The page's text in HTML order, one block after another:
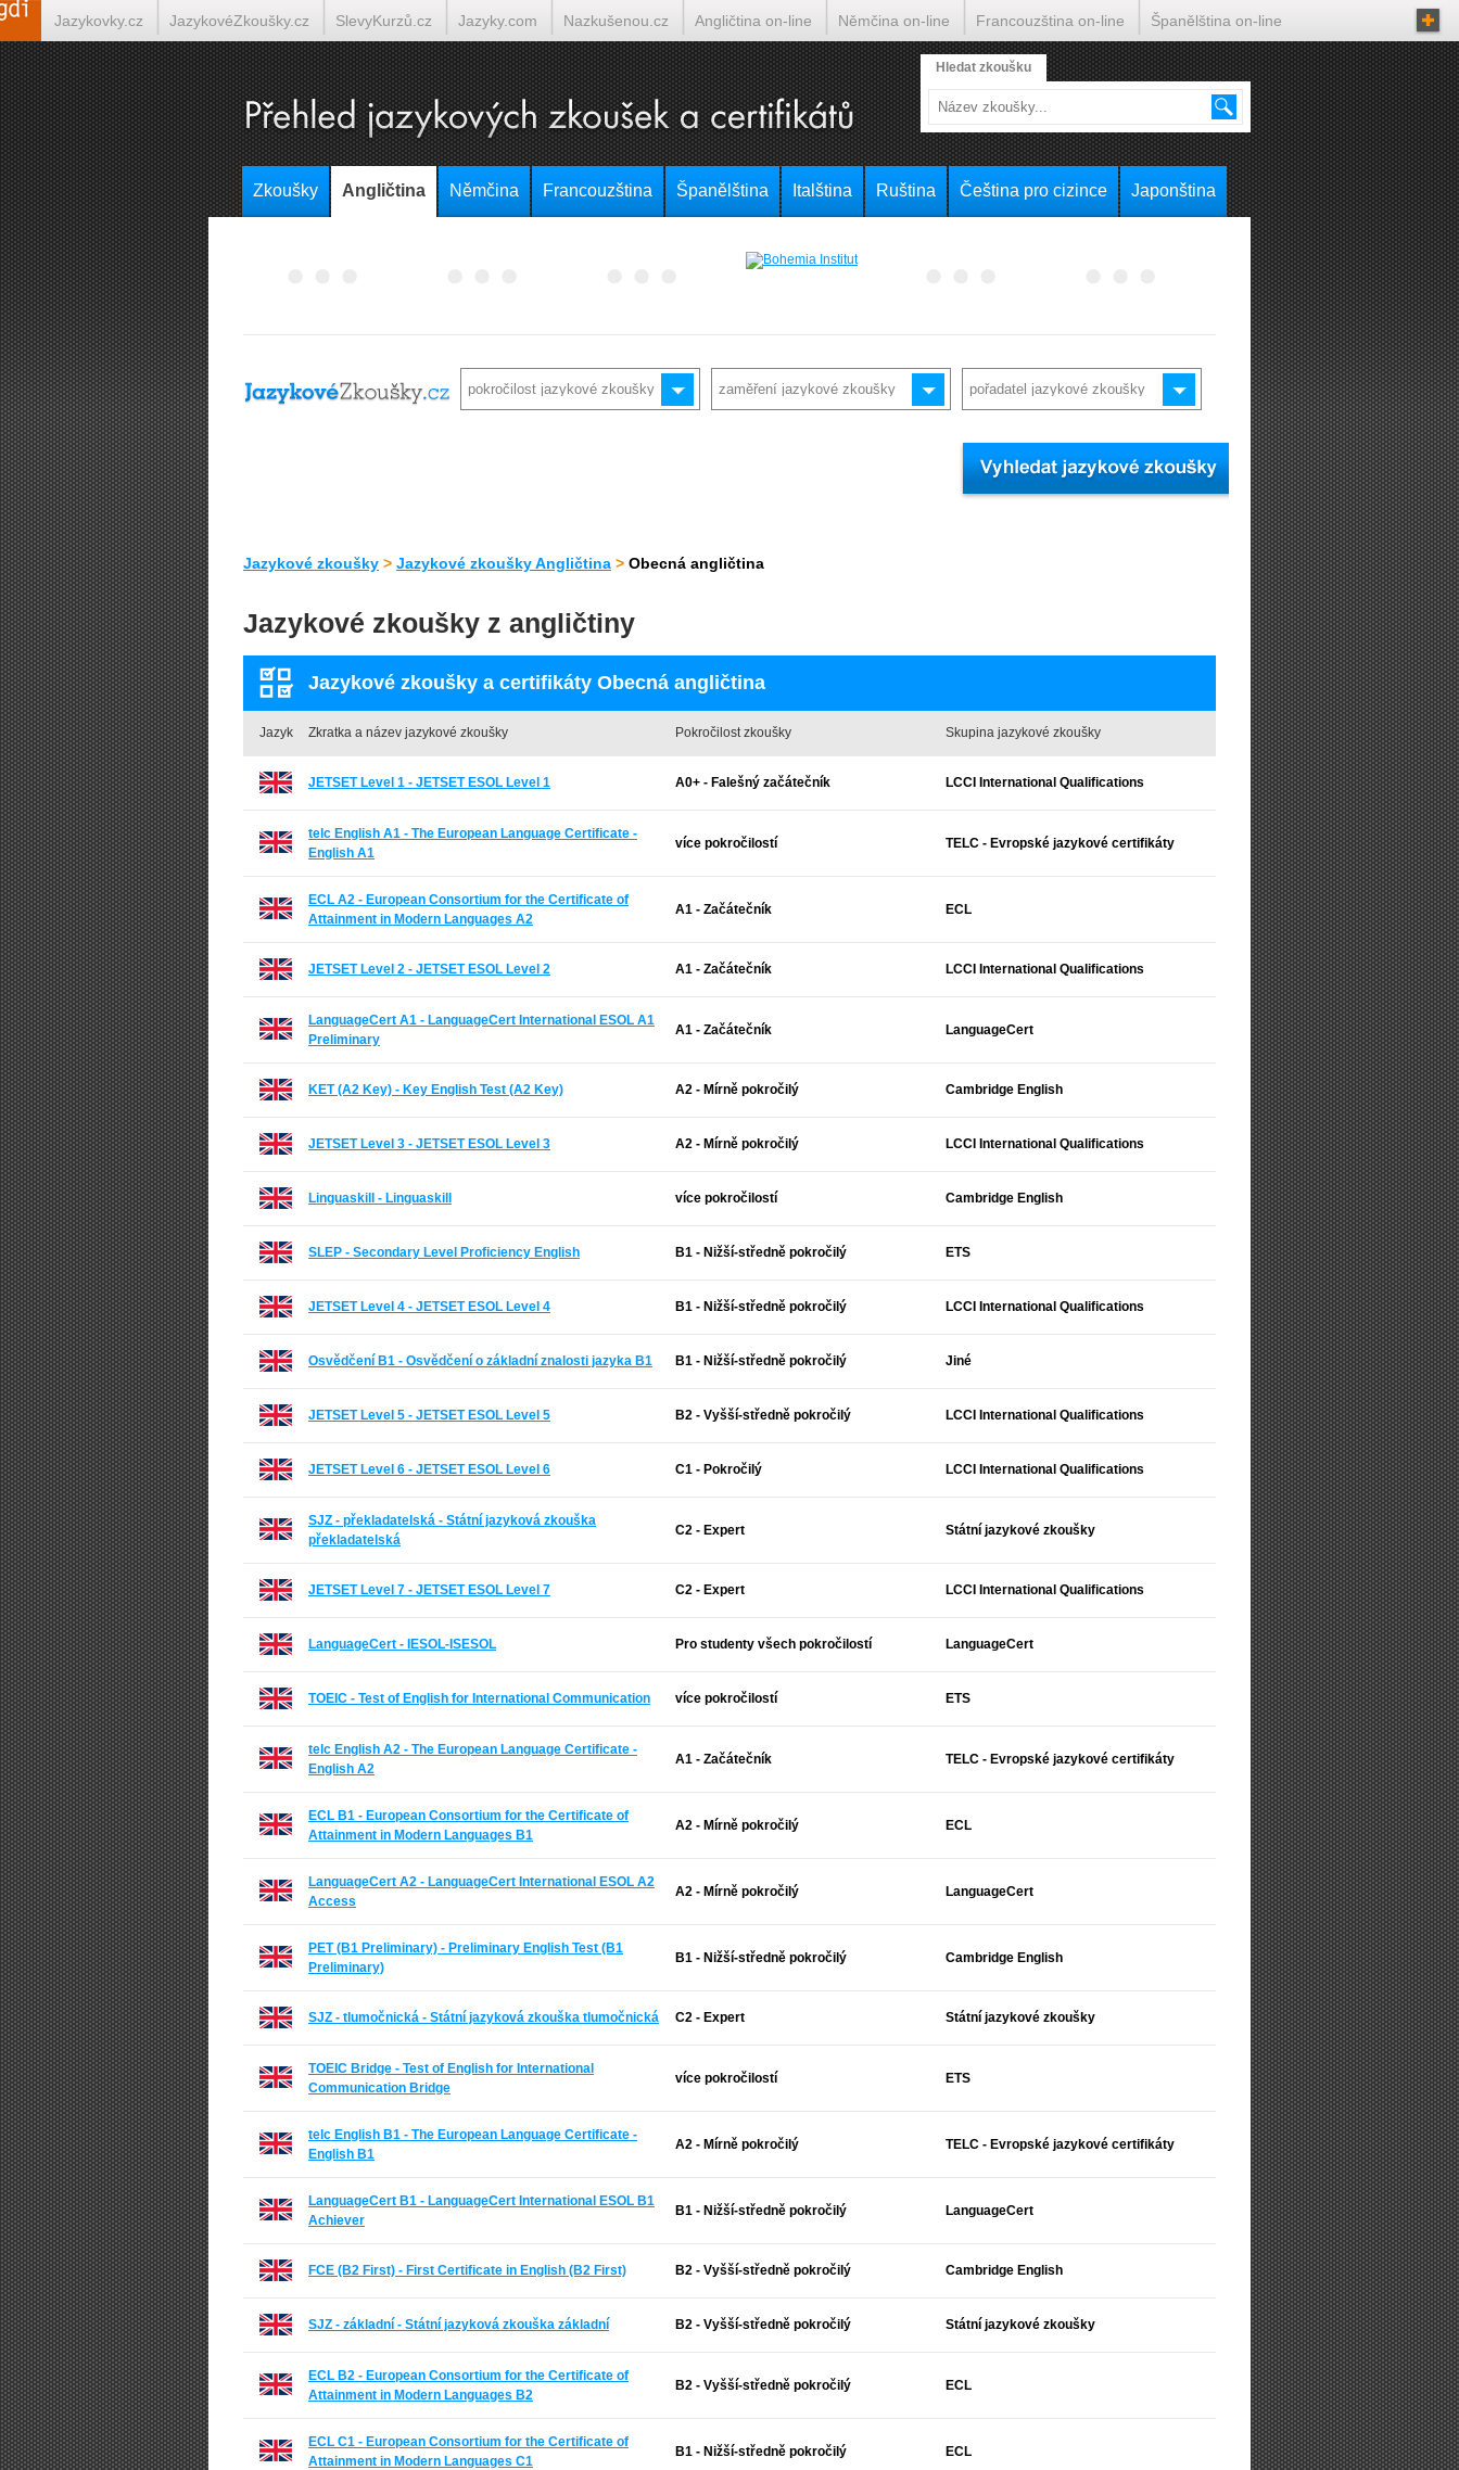
Jazykovky.cz JazykovéZkoušky.cz SlevyKurzů.cz Jazyky.com Nazkušenou.cz Angličtina on-line Němčina on-line Francouzština on-line Španělština on-line
Italština on-line Tlumočení-Překlady.cz Překládá.cz Tlumočí.cz Hledat zkoušku
Zkoušky Angličtina Němčina Francouzština Španělština Italština Ruština Čeština pro cizince Japonština
Jazykové zkoušky > Jazykové zkoušky Angličtina > Obecná angličtina
Jazykové zkoušky z angličtiny
Jazykové zkoušky a certifikáty Obecná angličtina
Jazyk Zkratka a název jazykové zkoušky Pokročilost zkoušky Skupina jazykové zkoušky
JETSET Level 1 - JETSET ESOL Level 1 A0+ - Falešný začátečník LCCI International Qualifications
telc English A1 - The European Language Certificate -
English A1
více pokročilostí TELC - Evropské jazykové certifikáty
ECL A2 - European Consortium for the Certificate of
Attainment in Modern Languages A2
A1 - Začátečník ECL
JETSET Level 2 - JETSET ESOL Level 2 A1 - Začátečník LCCI International Qualifications
LanguageCert A1 - LanguageCert International ESOL A1
Preliminary
A1 - Začátečník LanguageCert
KET (A2 Key) - Key English Test (A2 Key) A2 - Mírně pokročilý Cambridge English
JETSET Level 3 - JETSET ESOL Level 3 A2 - Mírně pokročilý LCCI International Qualifications
Linguaskill - Linguaskill více pokročilostí Cambridge English
SLEP - Secondary Level Proficiency English B1 - Nižší-středně pokročilý ETS
JETSET Level 4 - JETSET ESOL Level 4 B1 - Nižší-středně pokročilý LCCI International Qualifications
Osvědčení B1 - Osvědčení o základní znalosti jazyka B1 B1 - Nižší-středně pokročilý Jiné
JETSET Level 5 - JETSET ESOL Level 5 B2 - Vyšší-středně pokročilý LCCI International Qualifications
JETSET Level 6 - JETSET ESOL Level 6 C1 - Pokročilý LCCI International Qualifications
SJZ - překladatelská - Státní jazyková zkouška
překladatelská
C2 - Expert Státní jazykové zkoušky
JETSET Level 7 - JETSET ESOL Level 7 C2 - Expert LCCI International Qualifications
LanguageCert - IESOL-ISESOL Pro studenty všech pokročilostí LanguageCert
TOEIC - Test of English for International Communication více pokročilostí ETS
telc English A2 - The European Language Certificate -
English A2
A1 - Začátečník TELC - Evropské jazykové certifikáty
ECL B1 - European Consortium for the Certificate of
Attainment in Modern Languages B1
A2 - Mírně pokročilý ECL
LanguageCert A2 - LanguageCert International ESOL A2
Access
A2 - Mírně pokročilý LanguageCert
PET (B1 Preliminary) - Preliminary English Test (B1
Preliminary)
B1 - Nižší-středně pokročilý Cambridge English
SJZ - tlumočnická - Státní jazyková zkouška tlumočnická C2 - Expert Státní jazykové zkoušky
TOEIC Bridge - Test of English for International
Communication Bridge
více pokročilostí ETS
telc English B1 - The European Language Certificate -
English B1
A2 - Mírně pokročilý TELC - Evropské jazykové certifikáty
LanguageCert B1 - LanguageCert International ESOL B1
Achiever
B1 - Nižší-středně pokročilý LanguageCert
FCE (B2 First) - First Certificate in English (B2 First) B2 - Vyšší-středně pokročilý Cambridge English
SJZ - základní - Státní jazyková zkouška základní B2 - Vyšší-středně pokročilý Státní jazykové zkoušky
ECL B2 - European Consortium for the Certificate of
Attainment in Modern Languages B2
B2 - Vyšší-středně pokročilý ECL
ECL C1 - European Consortium for the Certificate of
Attainment in Modern Languages C1
B1 - Nižší-středně pokročilý ECL